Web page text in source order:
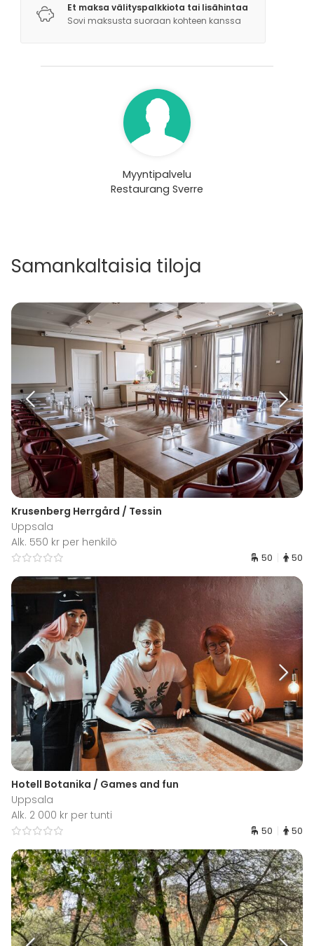
Et maksa välityspalkkiota tai lisähintaa
Sovi maksusta suoraan kohteen kanssa
Myyntipalvelu
Restaurang Sverre
Samankaltaisia tiloja
Krusenberg Herrgård / Tessin
Uppsala
Alk. 550 kr per henkilö
50 50
Hotell Botanika / Games and fun
Uppsala
Alk. 2 000 kr per tunti
50 50